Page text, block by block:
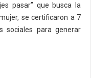
pasar” que busca la
se certificaron a 7
sociales para generar